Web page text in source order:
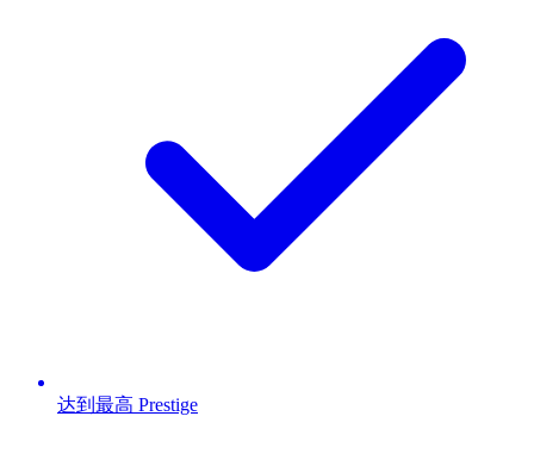
达到最高 Prestige